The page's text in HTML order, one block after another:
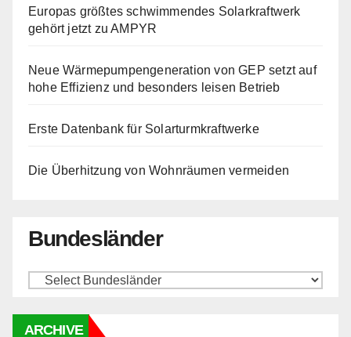
Europas größtes schwimmendes Solarkraftwerk
gehört jetzt zu AMPYR
Neue Wärmepumpengeneration von GEP setzt auf
hohe Effizienz und besonders leisen Betrieb
Erste Datenbank für Solarturmkraftwerke
Die Überhitzung von Wohnräumen vermeiden
Bundesländer
ARCHIVE